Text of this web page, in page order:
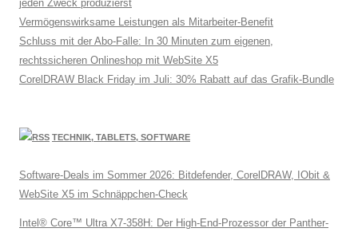
jeden Zweck produzierst
Vermögenswirksame Leistungen als Mitarbeiter-Benefit
Schluss mit der Abo-Falle: In 30 Minuten zum eigenen,
rechtssicheren Onlineshop mit WebSite X5
CorelDRAW Black Friday im Juli: 30% Rabatt auf das Grafik-Bundle
TECHNIK, TABLETS, SOFTWARE
Software-Deals im Sommer 2026: Bitdefender, CorelDRAW, IObit &
WebSite X5 im Schnäppchen-Check
Intel® Core™ Ultra X7-358H: Der High-End-Prozessor der Panther-